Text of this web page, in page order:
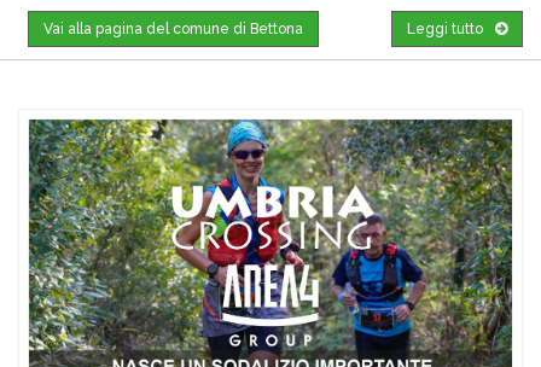
Leggi tutto
Vai alla pagina del comune di Bettona